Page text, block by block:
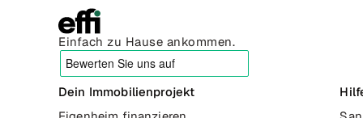
Einfach zu Hause ankommen.
Dein Immobilienprojekt